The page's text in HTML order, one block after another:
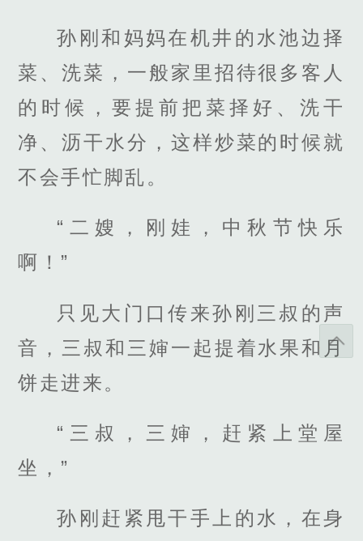
孙刚和妈妈在机井的水池边择
菜、洗菜，一般家里招待很多客人
的时候，要提前把菜择好、洗干
净、沥干水分，这样炒菜的时候就
不会手忙脚乱。
“二嫂，刚娃，中秋节快乐
啊！”
只见大门口传来孙刚三叔的声
音，三叔和三婶一起提着水果和月
饼走进来。
“三叔，三婶，赶紧上堂屋
坐，”
孙刚赶紧甩干手上的水，在身